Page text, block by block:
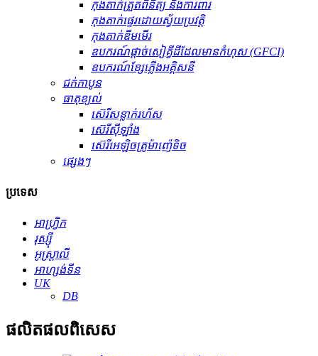
កុងតាក់ត្រួតពិនិត្យ និងការពារ
កុងតាក់ផ្ទេរដោយស្វ័យប្រវត្តិ
កុងតាក់ឌីមមើរ
ឧបករណ៍​ផ្តាច់​សៀគ្វី​ដី​ដែល​មាន​កំហុស (GFCI)
ឧបករណ៍ខ្សែភ្លើងអគ្គិសនី
ជក់កាបូន
ធាតុ​ខ្យល់
ស៊េរីសន្លាក់រហ័ស
ស៊េរីស៊ីឡាំង
ស៊េរីអេឡិចត្រូម៉ាញ៉េទិច
ផ្សេងៗ
ប្រទេស
អាហ្វ្រិក
រុស្ស៊ី
អូស្ត្រាលី
អាហ្សង់ទីន
UK
DB
ផលិតផល​ពិសេស